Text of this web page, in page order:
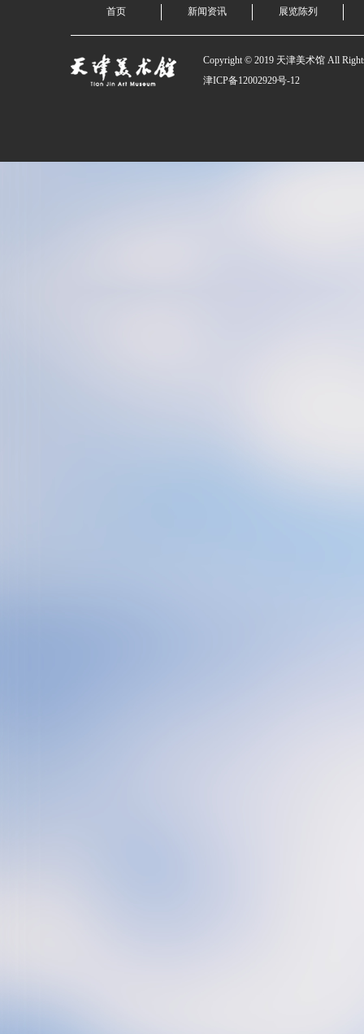
首页 新闻资讯 展览陈列
Copyright © 2019 天津美术馆 All
津ICP备12002929号-12